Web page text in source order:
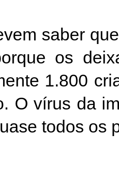
saber
os
1.800
O vírus da
todos os